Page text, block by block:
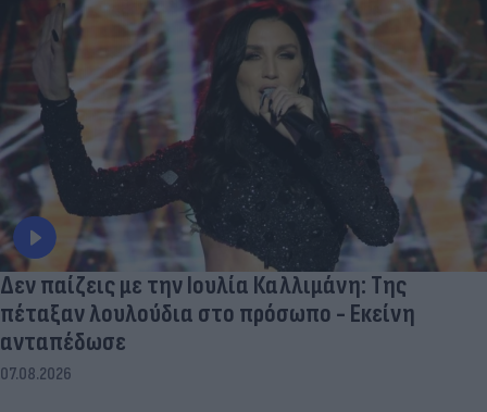
Δεν παίζεις με την Ιουλία Καλλιμάνη: Της
πέταξαν λουλούδια στο πρόσωπο - Εκείνη
ανταπέδωσε
07.08.2026